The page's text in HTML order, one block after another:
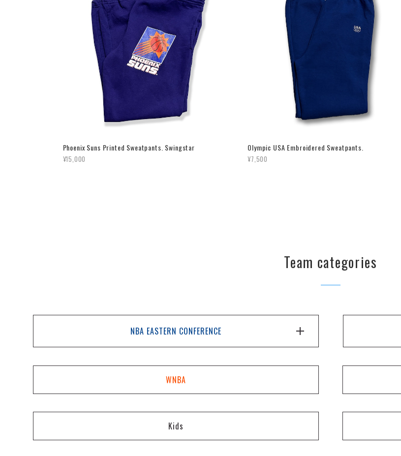
Phoenix Suns Printed Sweatpants. Swingstar
¥15,000
Olympic USA Embroidered Sweatpants.
¥7,500
Team categories
NBA EASTERN CONFERENCE
WNBA
Kids